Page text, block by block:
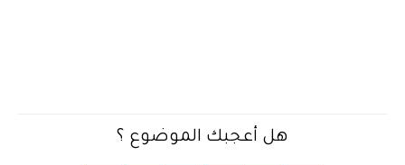
هل أعجبك الموضوع ؟